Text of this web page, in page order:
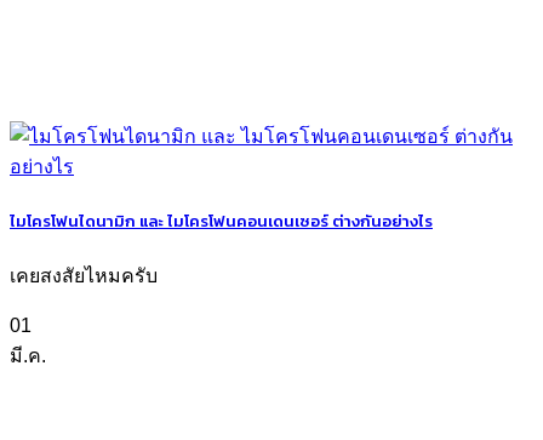
ไมโครโฟนไดนามิก และ ไมโครโฟนคอนเดนเซอร์ ต่างกันอย่างไร
เคยสงสัยไหมครับ
01
มี.ค.